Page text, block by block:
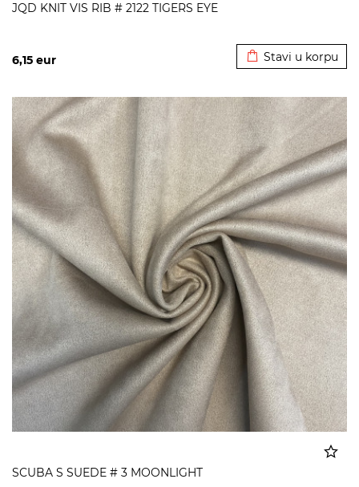
JQD KNIT VIS RIB # 2122 TIGERS EYE
6,15 eur Stavi u korpu
SCUBA S SUEDE # 3 MOONLIGHT